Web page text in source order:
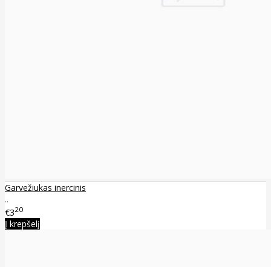
Garvežiukas inercinis
..
€320
Į krepšelį